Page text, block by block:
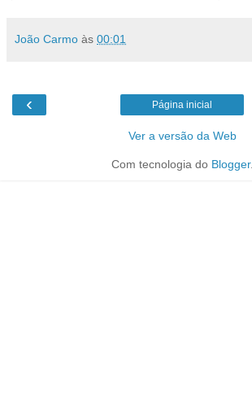
João Carmo às 00:01
‹ Página inicial
Ver a versão da Web
Com tecnologia do Blogger.